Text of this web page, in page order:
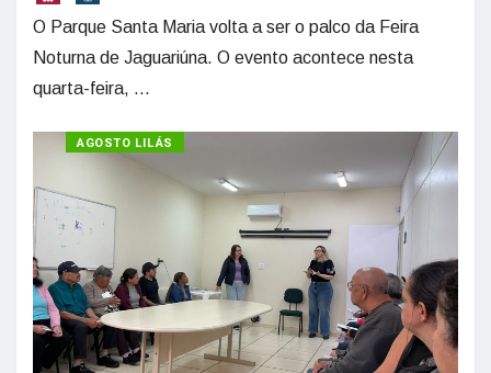
O Parque Santa Maria volta a ser o palco da Feira
Noturna de Jaguariúna. O evento acontece nesta
quarta-feira, ...
AGOSTO LILÁS